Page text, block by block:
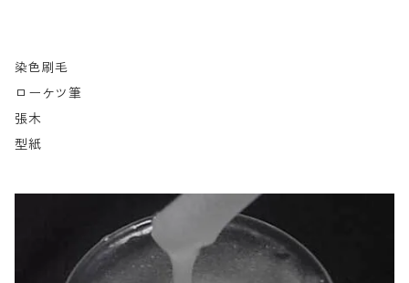
染色刷毛
ローケツ筆
張木
型紙